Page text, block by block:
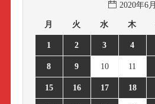
2020年6月
月 火 水 木
1 2 3 4
8 9 10 11
15 16 17 18